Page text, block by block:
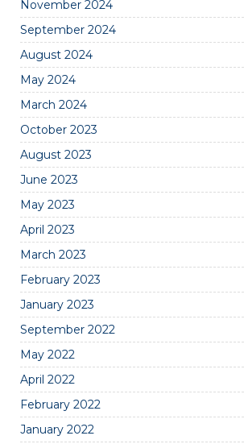
November 2024
September 2024
August 2024
May 2024
March 2024
October 2023
August 2023
June 2023
May 2023
April 2023
March 2023
February 2023
January 2023
September 2022
May 2022
April 2022
February 2022
January 2022